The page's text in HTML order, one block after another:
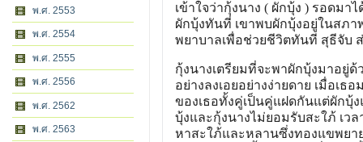
พ.ศ. 2553
พ.ศ. 2554
พ.ศ. 2555
พ.ศ. 2556
พ.ศ. 2562
พ.ศ. 2563
เข้าใจว่ากุ้งนาง ( ผักบุ้ง ) รอดมา
ผักบุ้งทันที่ เขาพบผักบุ้งอยู่ในสภ
พยาบาลเพื่อช่วยชีวิตทันที สุธีจับ
กุ้งนางเตรียมที่จะพาผักบุ้งมาอยู่
อย่างลงเอยอย่างง่ายดาย เมื่อเ
ของเธอทั้งคู่เป็นคู่แฝดกันแต่ผักบุ้
บุ้งและกุ้งนางไม่ยอมรับสะใภ้ เว
หาสะใภ้และหลานซึ่งทองแขพยา